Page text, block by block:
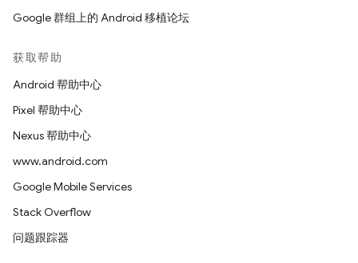
Google 群组上的 Android 移植论坛
获取帮助
Android 帮助中心
Pixel 帮助中心
Nexus 帮助中心
www.android.com
Google Mobile Services
Stack Overflow
问题跟踪器